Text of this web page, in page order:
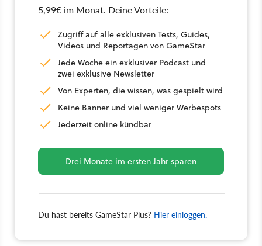
5,99€ im Monat. Deine Vorteile:
Zugriff auf alle exklusiven Tests, Guides,
Videos und Reportagen von GameStar
Jede Woche ein exklusiver Podcast und
zwei exklusive Newsletter
Von Experten, die wissen, was gespielt wird
Keine Banner und viel weniger Werbespots
Jederzeit online kündbar
Drei Monate im ersten Jahr sparen
Du hast bereits GameStar Plus? Hier einloggen.